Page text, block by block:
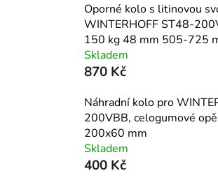
Oporné kolo s litinovou
WINTERHOFF ST48-
150 kg 48 mm 505-725
Skladem
870 Kč
Náhradní kolo pro
200VBB, celogumové
200x60 mm
Skladem
400 Kč